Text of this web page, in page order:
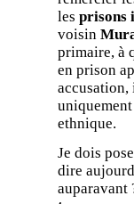
les prisons
voisin
primaire, à
en prison
accusation,
ethnique.
Je dois
dire
auparavant